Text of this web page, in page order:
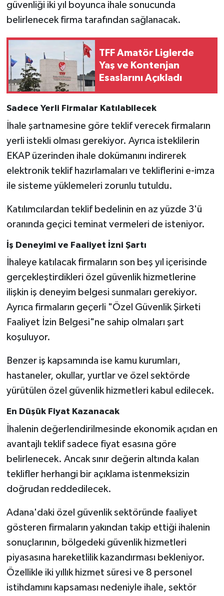
güvenliği iki yıl boyunca ihale sonucunda
belirlenecek firma tarafından sağlanacak.
TFF Amatör Liglerde
Yaş ve Kontenjan
Esaslarını Açıkladı
Sadece Yerli Firmalar Katılabilecek
İhale şartnamesine göre teklif verecek firmaların
yerli istekli olması gerekiyor. Ayrıca isteklilerin
EKAP üzerinden ihale dokümanını indirerek
elektronik teklif hazırlamaları ve tekliflerini e-imza
ile sisteme yüklemeleri zorunlu tutuldu.
Katılımcılardan teklif bedelinin en az yüzde 3'ü
oranında geçici teminat vermeleri de isteniyor.
İş Deneyimi ve Faaliyet İzni Şartı
İhaleye katılacak firmaların son beş yıl içerisinde
gerçekleştirdikleri özel güvenlik hizmetlerine
ilişkin iş deneyim belgesi sunmaları gerekiyor.
Ayrıca firmaların geçerli "Özel Güvenlik Şirketi
Faaliyet İzin Belgesi"ne sahip olmaları şart
koşuluyor.
Benzer iş kapsamında ise kamu kurumları,
hastaneler, okullar, yurtlar ve özel sektörde
yürütülen özel güvenlik hizmetleri kabul edilecek.
En Düşük Fiyat Kazanacak
İhalenin değerlendirilmesinde ekonomik açıdan en
avantajlı teklif sadece fiyat esasına göre
belirlenecek. Ancak sınır değerin altında kalan
teklifler herhangi bir açıklama istenmeksizin
doğrudan reddedilecek.
Adana'daki özel güvenlik sektöründe faaliyet
gösteren firmaların yakından takip ettiği ihalenin
sonuçlarının, bölgedeki güvenlik hizmetleri
piyasasına hareketlilik kazandırması bekleniyor.
Özellikle iki yıllık hizmet süresi ve 8 personel
istihdamını kapsaması nedeniyle ihale, sektör